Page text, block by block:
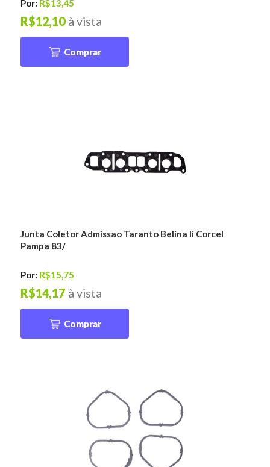
Por: R$13,45
à vista
R$12,10
Comprar
Junta Coletor Admissao Taranto Belina Ii Corcel
Pampa 83/
Por: R$15,75
à vista
R$14,17
Comprar